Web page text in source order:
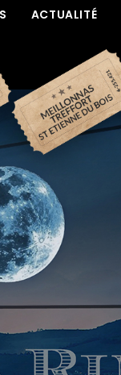
ACTUALITÉ